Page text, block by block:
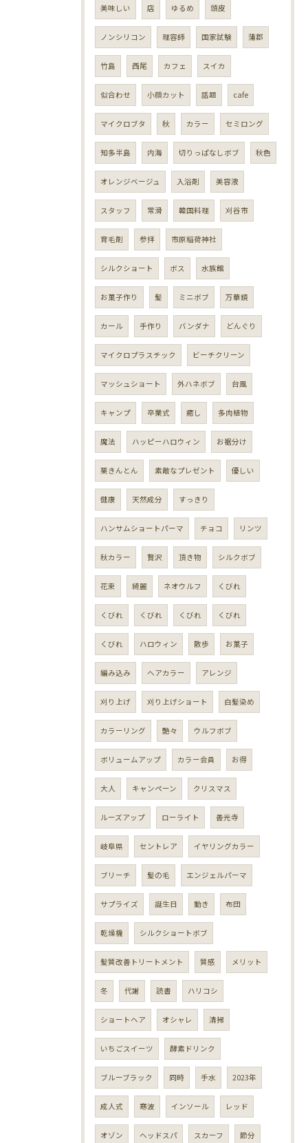
美味しい 店 ゆるめ 頭皮
ノンシリコン 理容師 国家試験 蒲郡
竹島 西尾 カフェ スイカ
似合わせ 小顔カット 話題 cafe
マイクロブタ 秋 カラー セミロング
知多半島 内海 切りっぱなしボブ 秋色
オレンジベージュ 入浴剤 美容液
スタッフ 常滑 韓国料理 刈谷市
育毛剤 参拝 市原稲荷神社
シルクショート ボス 水族館
お菓子作り 髪 ミニボブ 万華鏡
カール 手作り バンダナ どんぐり
マイクロプラスチック ビーチクリーン
マッシュショート 外ハネボブ 台風
キャンプ 卒業式 癒し 多肉植物
魔法 ハッピーハロウィン お裾分け
栗きんとん 素敵なプレゼント 優しい
健康 天然成分 すっきり
ハンサムショートパーマ チョコ リンツ
秋カラー 贅沢 頂き物 シルクボブ
花束 綺麗 ネオウルフ くびれ
くびれ くびれ くびれ くびれ
くびれ ハロウィン 散歩 お菓子
編み込み ヘアカラー アレンジ
刈り上げ 刈り上げショート 白髪染め
カラーリング 艶々 ウルフボブ
ボリュームアップ カラー会員 お得
大人 キャンペーン クリスマス
ルーズアップ ローライト 善光寺
岐阜県 セントレア イヤリングカラー
ブリーチ 髪の毛 エンジェルパーマ
サプライズ 誕生日 動き 布団
乾燥機 シルクショートボブ
髪質改善トリートメント 質感 メリット
冬 代謝 読書 ハリコシ
ショートヘア オシャレ 清掃
いちごスイーツ 酵素ドリンク
ブルーブラック 同時 手水 2023年
成人式 寒波 インソール レッド
オゾン ヘッドスパ スカーフ 節分